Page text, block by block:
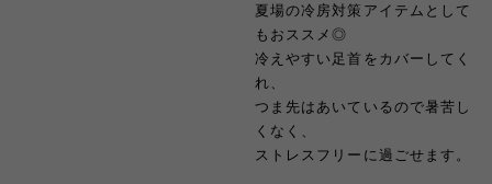
夏場の冷房対策アイテムとして
もおススメ◎
冷えやすい足首をカバーしてく
れ、
つま先はあいているので暑苦し
くなく、
ストレスフリーに過ごせます。